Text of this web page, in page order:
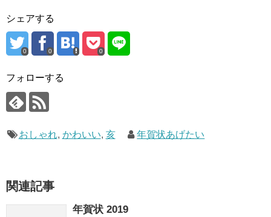
シェアする
0 0 0
フォローする
おしゃれ, かわいい, 亥 年賀状あげたい
関連記事
年賀状 2019